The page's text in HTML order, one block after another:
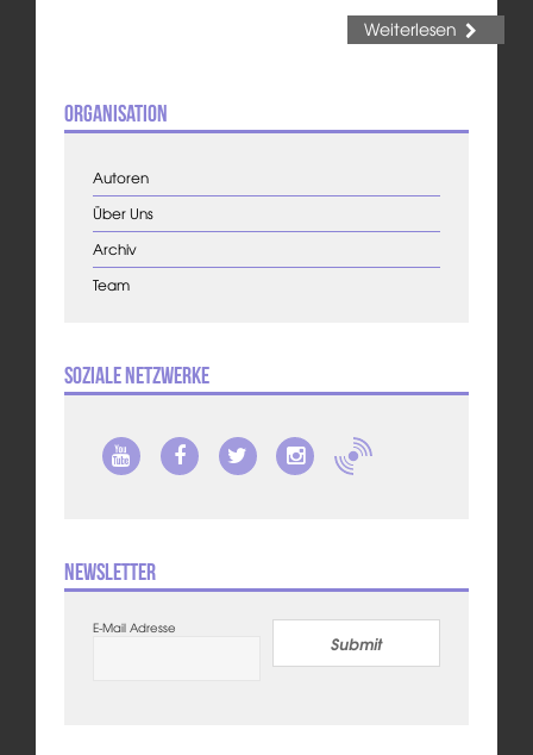
Weiterlesen
Organisation
Autoren
Über Uns
Archiv
Team
Soziale Netzwerke
Newsletter
E-Mail Adresse
Submit